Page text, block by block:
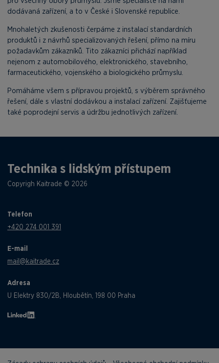
dodávaná zařízení, a to v České i Slovenské republice.
Mnohaletých zkušenosti čerpáme z instalací standardních
produktů i z návrhů specializovaných řešení, přímo na míru
požadavkům zákazníků. Tito zákazníci přichází například
nejenom z automobilového, elektronického, stavebního,
farmaceutického, vojenského a biologického průmyslu.
Pomáháme všem s přípravou projektů, s výběrem správného
řešení, dále s vlastní dodávkou a instalací zařízení. Zajišťujeme
také poprodejní servis a údržbu jednotlivých zařízení.
Technika s lidským přístupem
Copyrigh Kaitrade © 2026
Telefon
+420 274 001 391
E-mail
mail@kaitrade.cz
Adresa
U Elektry 830/2B, Hloubětín, 198 00 Praha